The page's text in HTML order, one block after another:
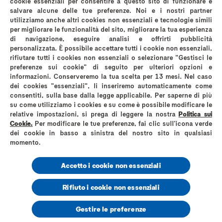
Termini & Condizioni di Utilizzo del Sito Web
Privacy A luci acceseInformativa privacy instagram
Mappa del sito
© 2026, Durex Italy RB-M-02894
*comparati con i normali preservativi in lattice Durex
Reckitt Benckiser Healthcare (Italia) S.p.A
Via G. Spadolini, n. 7 – 20141 Milano
Partita IVA 01768930131
Codice Fiscale e Numero di iscrizione al registro delle imprese di Milano
Monza Brianza Lodi 06325010152
Capitale sociale Euro 3.620.000 i.v. Socio unico Reckitt Benckiser Holdings
(Italia) S.r.l.
www.durex.co.uk
salvare alcune delle tue preferenze. Noi e i nostri partner
utilizziamo anche altri cookies non essenziali e tecnologie simili
per migliorare le funzionalità del sito, migliorare la tua esperienza
di navigazione, eseguire analisi e offrirti pubblicità
personalizzata. È possibile accettare tutti i cookie non essenziali,
rifiutare tutti i cookies non essenziali o selezionare "Gestisci le
preferenze sui cookie" di seguito per ulteriori opzioni e
informazioni. Conserveremo la tua scelta per 13 mesi. Nel caso
dei cookies "essenziali", li inseriremo automaticamente come
consentiti, sulla base dalla legge applicabile. Per saperne di più
su come utilizziamo i cookies e su come è possibile modificare le
relative impostazioni, si prega di leggere la nostraPolitica sui
Cookie. Per modificare le tue preferenze, fai clic sull'icona verde
dei cookie in basso a sinistra del nostro sito in qualsiasi
momento.
Accetto i cookie non essenziali
Rifiuto i cookie non essenziali
Gestire le preferenze